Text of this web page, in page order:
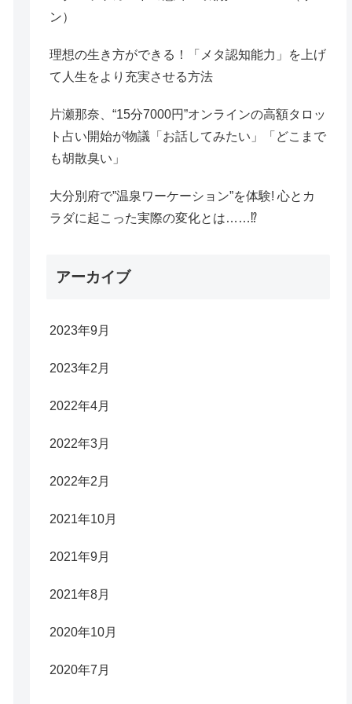
ン）
理想の生き方ができる！「メタ認知能力」を上げ
て人生をより充実させる方法
片瀬那奈、“15分7000円”オンラインの高額タロッ
ト占い開始が物議「お話してみたい」「どこまで
も胡散臭い」
大分別府で”温泉ワーケーション”を体験! 心とカ
ラダに起こった実際の変化とは……⁉
アーカイブ
2023年9月
2023年2月
2022年4月
2022年3月
2022年2月
2021年10月
2021年9月
2021年8月
2020年10月
2020年7月